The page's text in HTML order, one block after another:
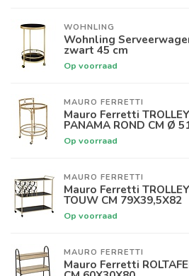
WOHNLING
Wohnling
zwart 45 cm
Op voorraad
MAURO FERRETTI
Mauro Ferretti TROLLEY
PANAMA ROND CM Ø
Op voorraad
MAURO FERRETTI
Mauro Ferretti
TOUW CM 79X39,5X82
Op voorraad
MAURO FERRETTI
Mauro Ferretti